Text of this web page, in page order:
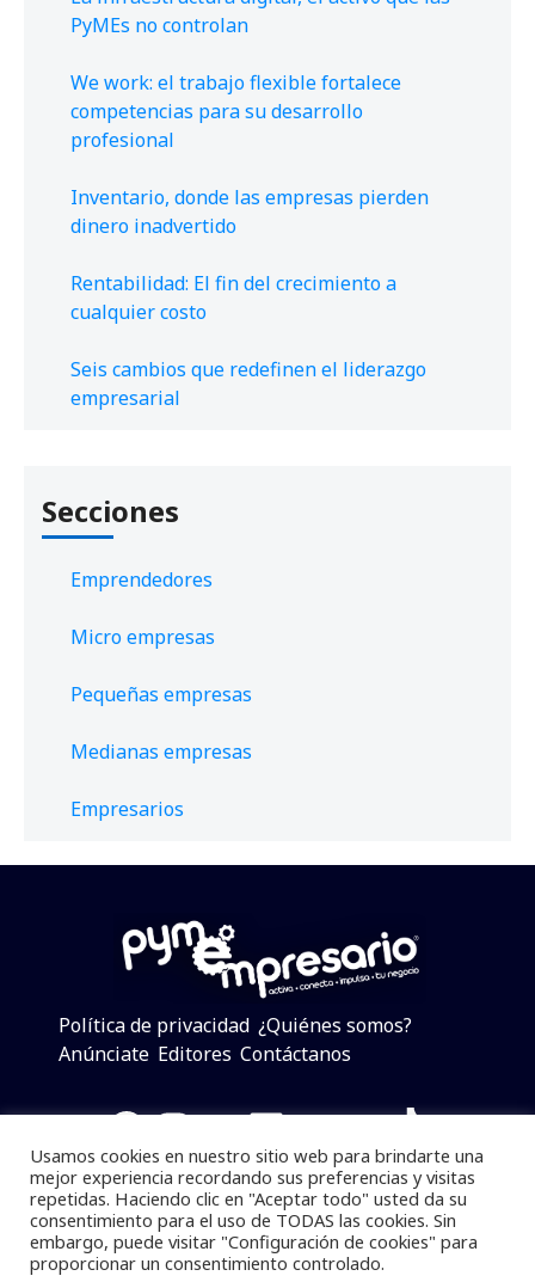
PyMEs no controlan
We work: el trabajo flexible fortalece
competencias para su desarrollo
profesional
Inventario, donde las empresas pierden
dinero inadvertido
Rentabilidad: El fin del crecimiento a
cualquier costo
Seis cambios que redefinen el liderazgo
empresarial
Secciones
Emprendedores
Micro empresas
Pequeñas empresas
Medianas empresas
Empresarios
Política de privacidad ¿Quiénes somos?
Anúnciate Editores Contáctanos
Facebook
Instagram
Twitter
LinkedIn
Telegram
YouTube
TikTok
Pymempresario © 2025 Todos los derechos reservados.
Se prohibe el uso de la información total o parcial sin
Usamos cookies en nuestro sitio web para brindarte una
mejor experiencia recordando sus preferencias y visitas
repetidas. Haciendo clic en "Aceptar todo" usted da su
consentimiento para el uso de TODAS las cookies. Sin
embargo, puede visitar "Configuración de cookies" para
proporcionar un consentimiento controlado.